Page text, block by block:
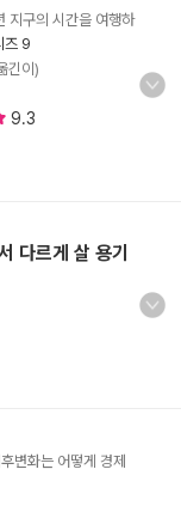
지구의 시간을 여행하
즈 9
긴이)
9.3
다르게 살 용기
변화는 어떻게 경제